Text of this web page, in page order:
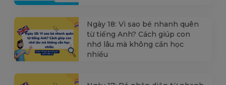
Ngày 18: Vì sao bé nhanh quên
từ tiếng Anh? Cách giúp con
nhớ lâu mà không cần học
nhiều